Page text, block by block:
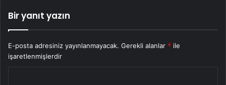
Bir yanıt yazın
E-posta adresiniz yayınlanmayacak. Gerekli alanlar * ile
işaretlenmişlerdir